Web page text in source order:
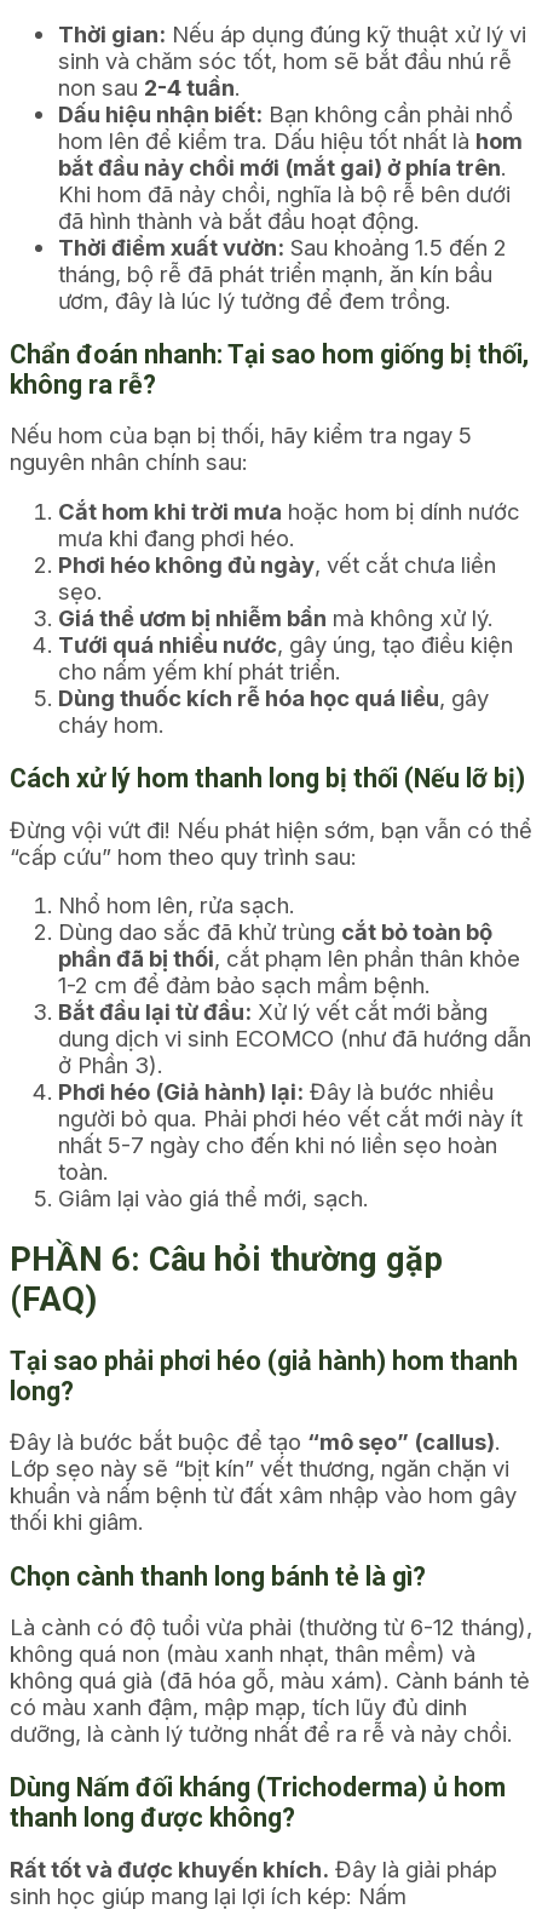
Thời gian: Nếu áp dụng đúng kỹ thuật xử lý vi
sinh và chăm sóc tốt, hom sẽ bắt đầu nhú rễ
non sau 2-4 tuần.
Dấu hiệu nhận biết: Bạn không cần phải nhổ
hom lên để kiểm tra. Dấu hiệu tốt nhất là hom
bắt đầu nảy chồi mới (mắt gai) ở phía trên.
Khi hom đã nảy chồi, nghĩa là bộ rễ bên dưới
đã hình thành và bắt đầu hoạt động.
Thời điểm xuất vườn: Sau khoảng 1.5 đến 2
tháng, bộ rễ đã phát triển mạnh, ăn kín bầu
ươm, đây là lúc lý tưởng để đem trồng.
Chẩn đoán nhanh: Tại sao hom giống bị thối,
không ra rễ?
Nếu hom của bạn bị thối, hãy kiểm tra ngay 5
nguyên nhân chính sau:
Cắt hom khi trời mưa hoặc hom bị dính nước
mưa khi đang phơi héo.
Phơi héo không đủ ngày, vết cắt chưa liền
sẹo.
Giá thể ươm bị nhiễm bẩn mà không xử lý.
Tưới quá nhiều nước, gây úng, tạo điều kiện
cho nấm yếm khí phát triển.
Dùng thuốc kích rễ hóa học quá liều, gây
cháy hom.
Cách xử lý hom thanh long bị thối (Nếu lỡ bị)
Đừng vội vứt đi! Nếu phát hiện sớm, bạn vẫn có thể
“cấp cứu” hom theo quy trình sau:
Nhổ hom lên, rửa sạch.
Dùng dao sắc đã khử trùng cắt bỏ toàn bộ
phần đã bị thối, cắt phạm lên phần thân khỏe
1-2 cm để đảm bảo sạch mầm bệnh.
Bắt đầu lại từ đầu: Xử lý vết cắt mới bằng
dung dịch vi sinh ECOMCO (như đã hướng dẫn
ở Phần 3).
Phơi héo (Giả hành) lại: Đây là bước nhiều
người bỏ qua. Phải phơi héo vết cắt mới này ít
nhất 5-7 ngày cho đến khi nó liền sẹo hoàn
toàn.
Giâm lại vào giá thể mới, sạch.
PHẦN 6: Câu hỏi thường gặp
(FAQ)
Tại sao phải phơi héo (giả hành) hom thanh
long?
Đây là bước bắt buộc để tạo “mô sẹo” (callus).
Lớp sẹo này sẽ “bịt kín” vết thương, ngăn chặn vi
khuẩn và nấm bệnh từ đất xâm nhập vào hom gây
thối khi giâm.
Chọn cành thanh long bánh tẻ là gì?
Là cành có độ tuổi vừa phải (thường từ 6-12 tháng),
không quá non (màu xanh nhạt, thân mềm) và
không quá già (đã hóa gỗ, màu xám). Cành bánh tẻ
có màu xanh đậm, mập mạp, tích lũy đủ dinh
dưỡng, là cành lý tưởng nhất để ra rễ và nảy chồi.
Dùng Nấm đối kháng (Trichoderma) ủ hom
thanh long được không?
Rất tốt và được khuyến khích. Đây là giải pháp
sinh học giúp mang lại lợi ích kép: Nấm